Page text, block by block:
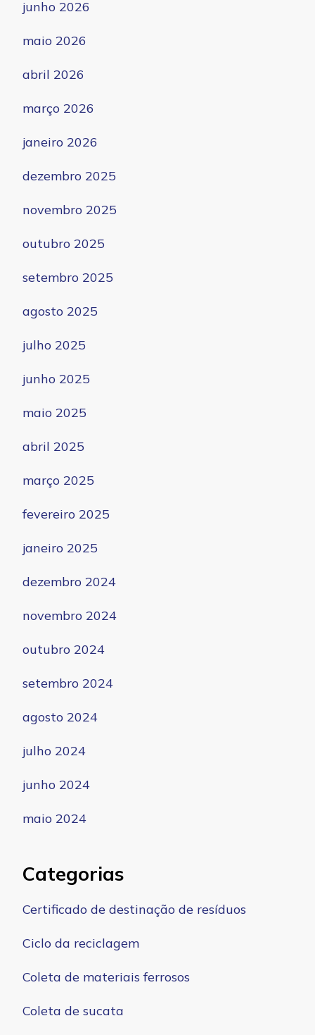
junho 2026
maio 2026
abril 2026
março 2026
janeiro 2026
dezembro 2025
novembro 2025
outubro 2025
setembro 2025
agosto 2025
julho 2025
junho 2025
maio 2025
abril 2025
março 2025
fevereiro 2025
janeiro 2025
dezembro 2024
novembro 2024
outubro 2024
setembro 2024
agosto 2024
julho 2024
junho 2024
maio 2024
Categorias
Certificado de destinação de resíduos
Ciclo da reciclagem
Coleta de materiais ferrosos
Coleta de sucata